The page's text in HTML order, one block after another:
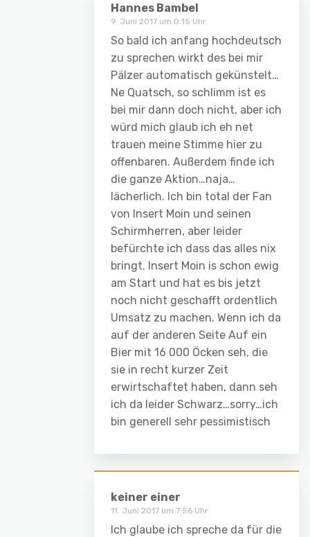
Hannes Bambel
9. Juni 2017 um 0:15 Uhr
So bald ich anfang hochdeutsch
zu sprechen wirkt des bei mir
Pälzer automatisch gekünstelt…
Ne Quatsch, so schlimm ist es
bei mir dann doch nicht, aber ich
würd mich glaub ich eh net
trauen meine Stimme hier zu
offenbaren. Außerdem finde ich
die ganze Aktion…naja…
lächerlich. Ich bin total der Fan
von Insert Moin und seinen
Schirmherren, aber leider
befürchte ich dass das alles nix
bringt. Insert Moin is schon ewig
am Start und hat es bis jetzt
noch nicht geschafft ordentlich
Umsatz zu machen. Wenn ich da
auf der anderen Seite Auf ein
Bier mit 16 000 Öcken seh, die
sie in recht kurzer Zeit
erwirtschaftet haben, dann seh
ich da leider Schwarz…sorry…ich
bin generell sehr pessimistisch
keiner einer
11. Juni 2017 um 7:56 Uhr
Ich glaube ich spreche da für die